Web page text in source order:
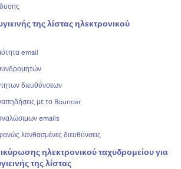
της λίστας ηλεκτρονικού
email
διευθύνσεων
με το Bouncer
emails
λανθασμένες διευθύνσεις
ηλεκτρονικού ταχυδρομείου για
της λίστας